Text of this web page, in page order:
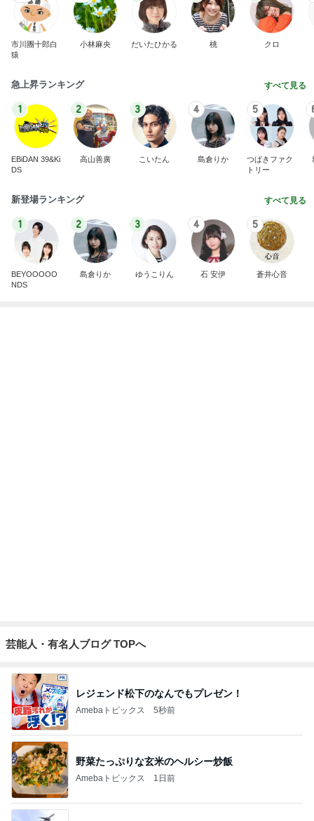
市川團十郎白
猿
小林麻央 だいたひかる 桃 クロ
急上昇ランキング すべて見る
1
EBiDAN 39&Ki
DS
2
高山善廣
3
こいたん
4
島倉りか
5
つばきファク
トリー
新登場ランキング すべて見る
1
BEYOOOOO
NDS
2
島倉りか
3
ゆうこりん
4
石 安伊
5
蒼井心音
芸能人・有名人ブログ TOPへ
レジェンド松下のなんでもプレゼン！
Amebaトピックス 5秒前
野菜たっぷりな玄米のヘルシー炒飯
Amebaトピックス 1日前